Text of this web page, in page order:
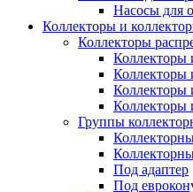
Насосы для
Коллекторы и
Коллекторы
Коллекторы
Коллекторы
Коллекторы
Коллекторы
Группы
Под адаптер
Под